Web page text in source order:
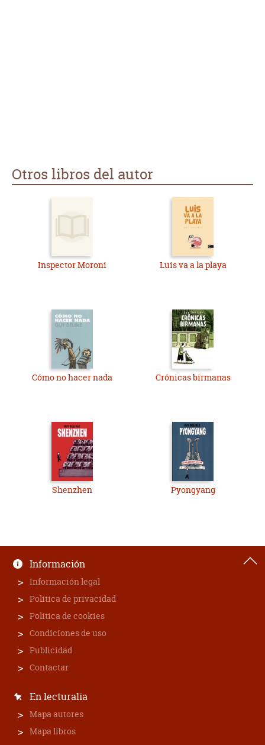
Otros libros del autor
Inspector Moroni Luis va a la playa
Cómo no hacer nada Crónicas birmanas
Shenzhen Pyongyang
Información
Información legal
Política de privacidad
Política de cookies
Condiciones de uso
Publicidad
Contactar
En lecturalia
Mapa autores
Mapa libros